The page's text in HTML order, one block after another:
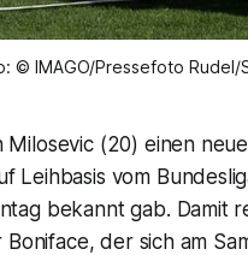
© IMAGO/Pressefoto Rudel/
Milosevic (20) einen
Leihbasis vom
bekannt gab. Damit
der sich am